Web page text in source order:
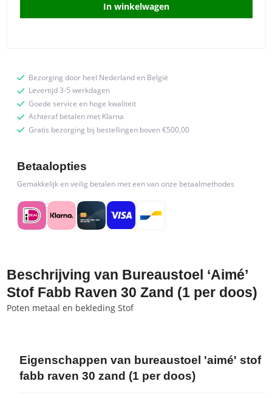
doos)
quantity
In winkelwagen
Bezorging door heel Nederland en België
Levertijd 3-5 werkdagen
Goede service en hoge kwaliteit
Achteraf betalen met Klarna
Gratis bezorging bij bestellingen boven €500,00
Betaalopties
Gemakkelijk en veilig betalen met een van onze betaalmethodes
Beschrijving van Bureaustoel ‘Aimé’
Stof Fabb Raven 30 Zand (1 per doos)
Poten metaal en bekleding Stof
Eigenschappen van bureaustoel 'aimé' stof
fabb raven 30 zand (1 per doos)